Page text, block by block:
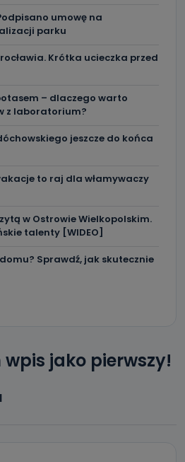
umowę na
parku
Krótka ucieczka przed
– dlaczego warto
z laboratorium?
jeszcze do końca
to raj dla włamywaczy
w Ostrowie Wielkopolskim.
talenty [WIDEO]
Sprawdź, jak skutecznie
jako pierwszy!